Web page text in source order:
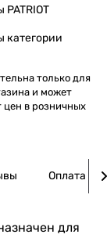
PATRIOT
категории
только для
и может
цен в розничных
Оплата
для